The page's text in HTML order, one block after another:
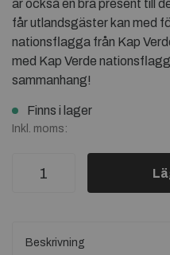
är också en bra present till
får utlandsgäster kan med
nationsflagga från Kap
med Kap Verde
sammanhang!
Finns i lager
Inkl. moms:
Beskrivning